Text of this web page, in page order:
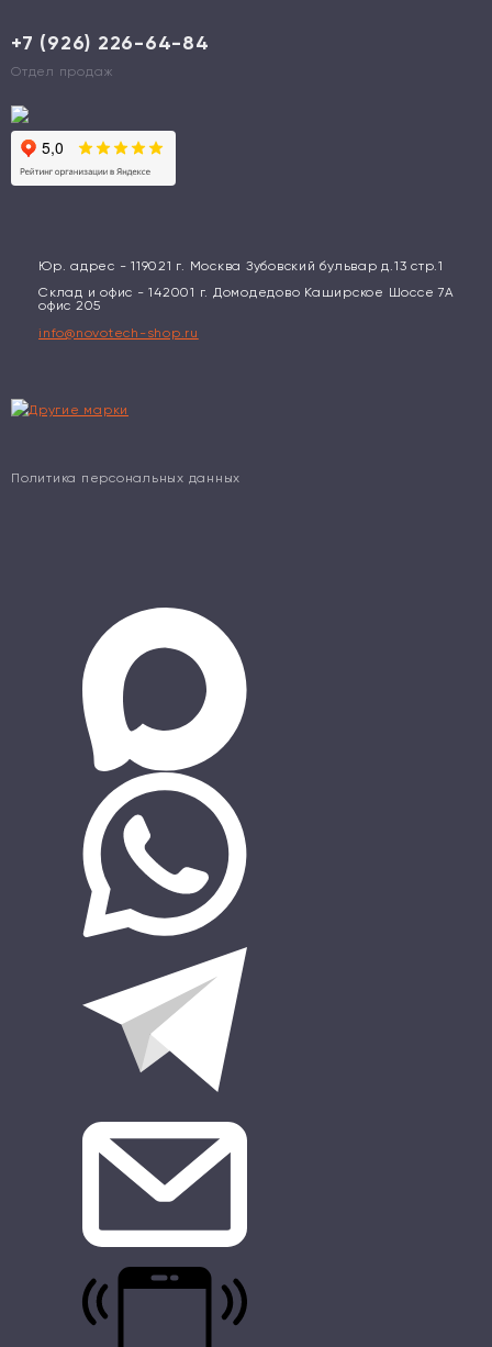
+7 (926) 226-64-84
Отдел продаж
Юр. адрес - 119021 г. Москва Зубовский бульвар д.13 стр.1
Склад и офис - 142001 г. Домодедово Каширское Шоссе 7А
офис 205
info@novotech-shop.ru
Политика персональных данных